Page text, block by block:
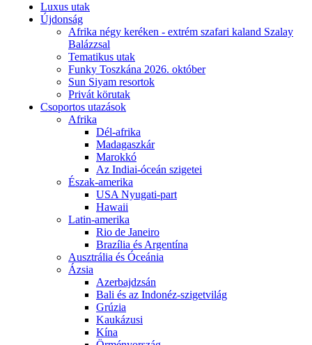
Luxus utak
Újdonság
Afrika négy keréken - extrém szafari kaland Szalay
Balázzsal
Tematikus utak
Funky Toszkána 2026. október
Sun Siyam resortok
Privát körutak
Csoportos utazások
Afrika
Dél-afrika
Madagaszkár
Marokkó
Az Indiai-óceán szigetei
Észak-amerika
USA Nyugati-part
Hawaii
Latin-amerika
Rio de Janeiro
Brazília és Argentína
Ausztrália és Óceánia
Ázsia
Azerbajdzsán
Bali és az Indonéz-szigetvilág
Grúzia
Kaukázusi
Kína